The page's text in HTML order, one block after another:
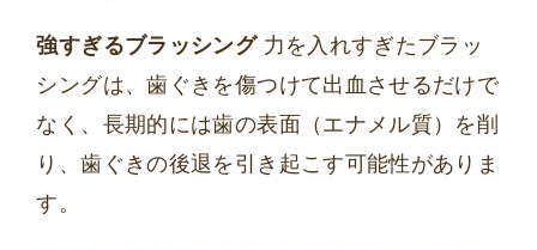
強すぎるブラッシング力を入れすぎたブラッ
シングは、歯ぐきを傷つけて出血させるだけで
なく、長期的には歯の表面（エナメル質）を削
り、歯ぐきの後退を引き起こす可能性がありま
す。